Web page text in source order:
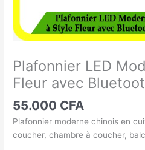
Plafonnier LED
Fleur avec
55.000 CFA
Plafonnier moderne chinois en
coucher, chambre à coucher,